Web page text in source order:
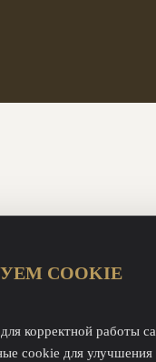
COOKIE
корректной работы
cookie для улучшения